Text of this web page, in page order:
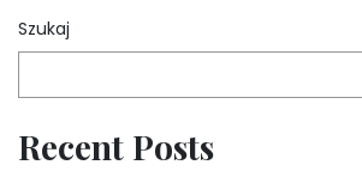
Szukaj
Recent Posts